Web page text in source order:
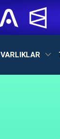
VARLIKLAR